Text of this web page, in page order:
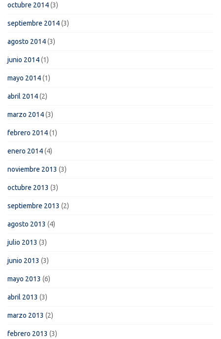
octubre 2014(3)
septiembre 2014(3)
agosto 2014(3)
junio 2014(1)
mayo 2014(1)
abril 2014(2)
marzo 2014(3)
febrero 2014(1)
enero 2014(4)
noviembre 2013 (3)
octubre 2013 (3)
septiembre 2013 (2)
agosto 2013 (4)
julio 2013 (3)
junio 2013 (3)
mayo 2013 (6)
abril 2013 (3)
marzo 2013 (2)
febrero 2013 (3)